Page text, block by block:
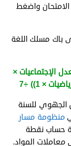
الامتحان واضغط
باك مسلك اللغة
الإجتماعيات ×
الجهوي للسنة
منظومة مسار
حساب نقطة
معاملات المواد.